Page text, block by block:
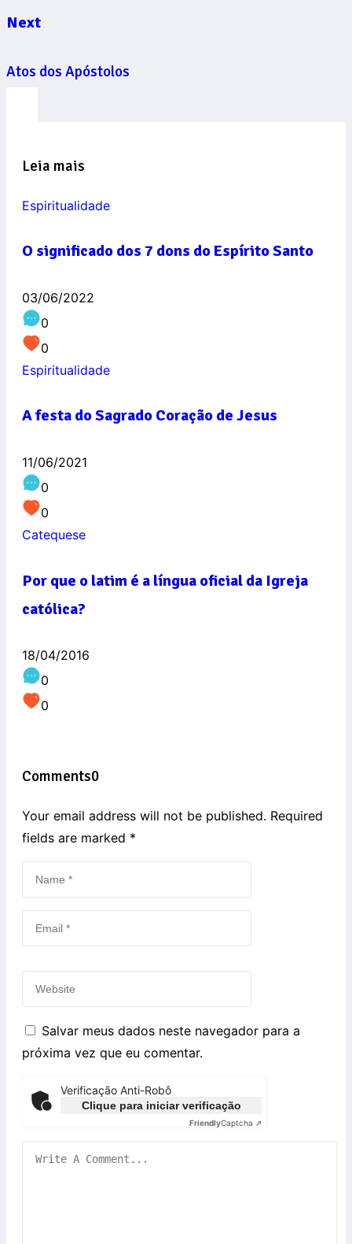
Next
Atos dos Apóstolos
Leia mais
Espiritualidade
O significado dos 7 dons do Espírito Santo
03/06/2022
0
0
Espiritualidade
A festa do Sagrado Coração de Jesus
11/06/2021
0
0
Catequese
Por que o latim é a língua oficial da Igreja
católica?
18/04/2016
0
0
Comments0
Your email address will not be published. Required
fields are marked *
Salvar meus dados neste navegador para a
próxima vez que eu comentar.
Verificação Anti-Robô
Clique para iniciar verificação
FriendlyCaptcha ⇗